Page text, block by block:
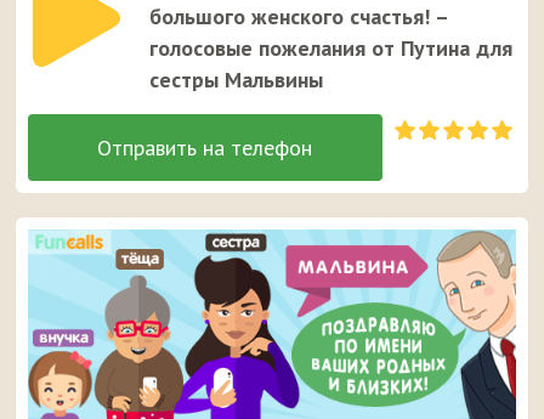
большого женского счастья! –
голосовые пожелания от Путина для
сестры Мальвины